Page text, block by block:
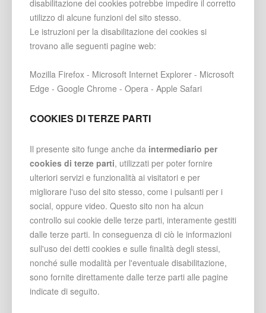
disabilitazione dei cookies potrebbe impedire il corretto
utilizzo di alcune funzioni del sito stesso.
Le istruzioni per la disabilitazione dei cookies si
trovano alle seguenti pagine web:
Mozilla Firefox - Microsoft Internet Explorer - Microsoft
Edge - Google Chrome - Opera - Apple Safari
COOKIES DI TERZE PARTI
Il presente sito funge anche da intermediario per
cookies di terze parti, utilizzati per poter fornire
ulteriori servizi e funzionalità ai visitatori e per
migliorare l'uso del sito stesso, come i pulsanti per i
social, oppure video. Questo sito non ha alcun
controllo sui cookie delle terze parti, interamente gestiti
dalle terze parti. In conseguenza di ciò le informazioni
sull'uso dei detti cookies e sulle finalità degli stessi,
nonché sulle modalità per l'eventuale disabilitazione,
sono fornite direttamente dalle terze parti alle pagine
indicate di seguito.